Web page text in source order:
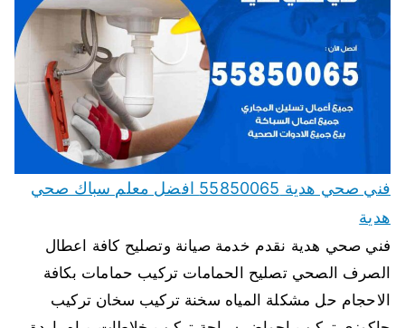
فني صحي هدية 55850065 افضل معلم سباك صحي
هدية
فني صحي هدية نقدم خدمة صيانة وتصليح كافة اعطال
الصرف الصحي تصليح الحمامات تركيب حمامات بكافة
الاحجام حل مشكلة المياه سخنة تركيب سخان تركيب